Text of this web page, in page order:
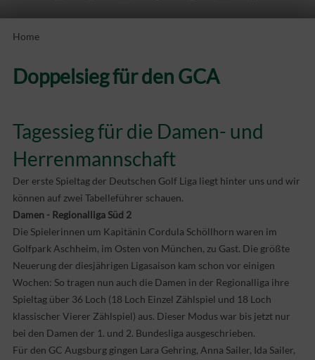
Home
Doppelsieg für den GCA
Tagessieg für die Damen- und
Herrenmannschaft
Der erste Spieltag der Deutschen Golf Liga liegt hinter uns und wir
können auf zwei Tabelleführer schauen.
Damen - Regionalliga Süd 2
Die Spielerinnen um Kapitänin Cordula Schöllhorn waren im
Golfpark Aschheim, im Osten von München, zu Gast. Die größte
Neuerung der diesjährigen Ligasaison kam schon vor einigen
Wochen: So tragen nun auch die Damen in der Regionalliga ihre
Spieltag über 36 Loch (18 Loch Einzel Zählspiel und 18 Loch
klassischer Vierer Zählspiel) aus. Dieser Modus war bis jetzt nur
bei den Damen der 1. und 2. Bundesliga ausgeschrieben.
Für den GC Augsburg gingen Lara Gehring, Anna Sailer, Ida Sailer,